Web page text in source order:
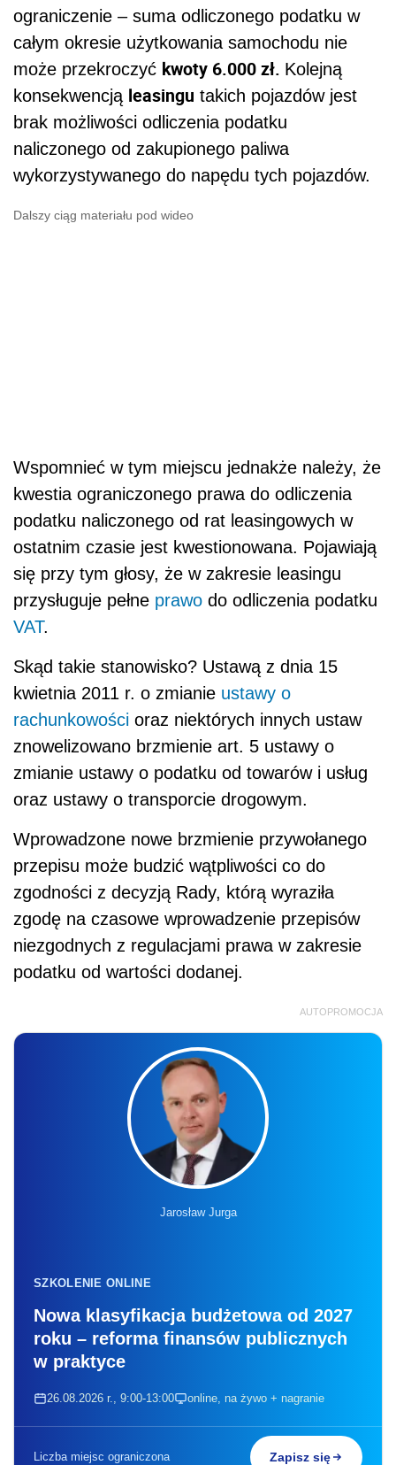
ograniczenie – suma odliczonego podatku w
całym okresie użytkowania samochodu nie
może przekroczyć kwoty 6.000 zł. Kolejną
konsekwencją leasingu takich pojazdów jest
brak możliwości odliczenia podatku
naliczonego od zakupionego paliwa
wykorzystywanego do napędu tych pojazdów.
Dalszy ciąg materiału pod wideo
Wspomnieć w tym miejscu jednakże należy, że
kwestia ograniczonego prawa do odliczenia
podatku naliczonego od rat leasingowych w
ostatnim czasie jest kwestionowana. Pojawiają
się przy tym głosy, że w zakresie leasingu
przysługuje pełne prawo do odliczenia podatku
VAT.
Skąd takie stanowisko? Ustawą z dnia 15
kwietnia 2011 r. o zmianie ustawy o
rachunkowości oraz niektórych innych ustaw
znowelizowano brzmienie art. 5 ustawy o
zmianie ustawy o podatku od towarów i usług
oraz ustawy o transporcie drogowym.
Wprowadzone nowe brzmienie przywołanego
przepisu może budzić wątpliwości co do
zgodności z decyzją Rady, którą wyraziła
zgodę na czasowe wprowadzenie przepisów
niezgodnych z regulacjami prawa w zakresie
podatku od wartości dodanej.
AUTOPROMOCJA
Jarosław Jurga
SZKOLENIE ONLINE
Nowa klasyfikacja budżetowa od 2027
roku – reforma finansów publicznych
w praktyce
26.08.2026 r., 9:00-13:00 online, na żywo + nagranie
Liczba miejsc ograniczona Zapisz się